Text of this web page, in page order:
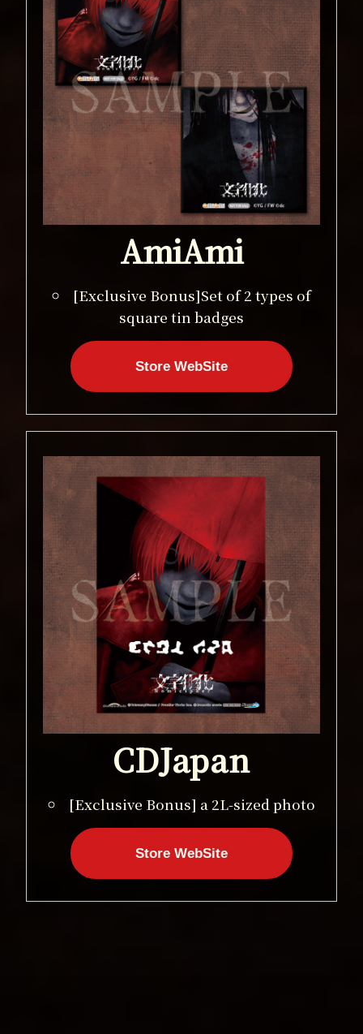
AmiAmi
[Exclusive Bonus]Set of 2 types of
square tin badges
Store WebSite
CDJapan
[Exclusive Bonus] a 2L-sized photo
Store WebSite